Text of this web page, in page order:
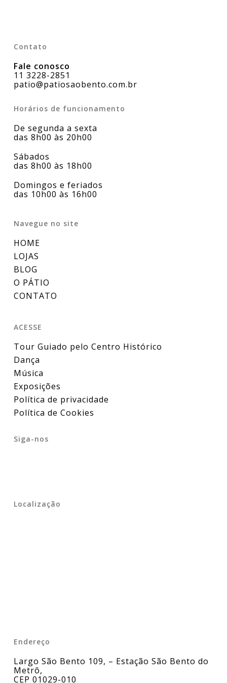
Contato
Fale conosco
11 3228-2851
patio@patiosaobento.com.br
Horários de funcionamento
De segunda a sexta
das 8h00 às 20h00
Sábados
das 8h00 às 18h00
Domingos e feriados
das 10h00 às 16h00
Navegue no site
HOME
LOJAS
BLOG
O PÁTIO
CONTATO
ACESSE
Tour Guiado pelo Centro Histórico
Dança
Música
Exposições
Política de privacidade
Política de Cookies
Siga-nos
Localização
Endereço
Largo São Bento 109, – Estação São Bento do
Metrô,
CEP 01029-010